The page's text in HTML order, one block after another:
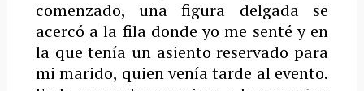
comenzado, una figura delgada se
acercó a la fila donde yo me senté y en
la que tenía un asiento reservado para
mi marido, quien venía tarde al evento.